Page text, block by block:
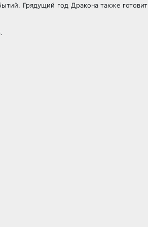
Грядущий год Дракона также готовит